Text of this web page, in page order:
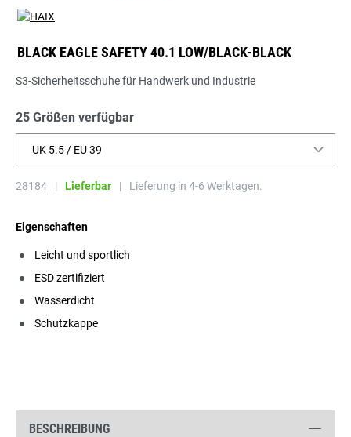
BLACK EAGLE SAFETY 40.1 LOW/BLACK-BLACK
S3-Sicherheitsschuhe für Handwerk und Industrie
25 Größen verfügbar
UK 5.5 / EU 39
28184 | Lieferbar | Lieferung in 4-6 Werktagen.
Eigenschaften
Leicht und sportlich
ESD zertifiziert
Wasserdicht
Schutzkappe
BESCHREIBUNG